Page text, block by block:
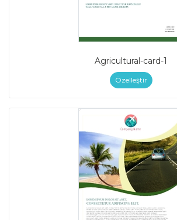
Agricultural-card-1
Özelleştir